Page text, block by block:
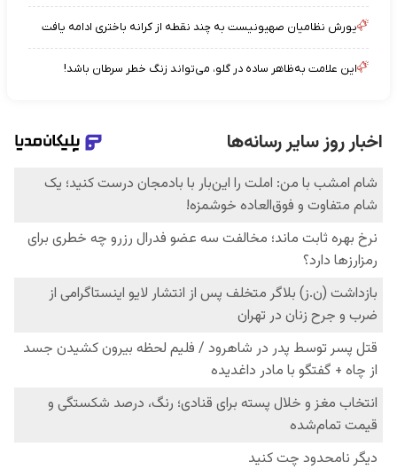
یورش نظامیان صهیونیست به چند نقطه از کرانه باختری ادامه یافت
این علامت به‌ظاهر ساده در گلو، می‌تواند زنگ خطر سرطان باشد!